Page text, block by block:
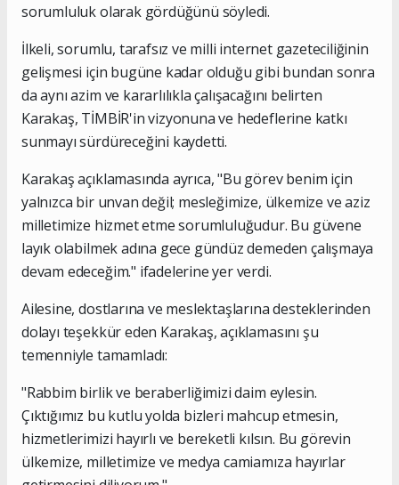
sorumluluk olarak gördüğünü söyledi.
İlkeli, sorumlu, tarafsız ve milli internet gazeteciliğinin
gelişmesi için bugüne kadar olduğu gibi bundan sonra
da aynı azim ve kararlılıkla çalışacağını belirten
Karakaş, TİMBİR'in vizyonuna ve hedeflerine katkı
sunmayı sürdüreceğini kaydetti.
Karakaş açıklamasında ayrıca, "Bu görev benim için
yalnızca bir unvan değil; mesleğimize, ülkemize ve aziz
milletimize hizmet etme sorumluluğudur. Bu güvene
layık olabilmek adına gece gündüz demeden çalışmaya
devam edeceğim." ifadelerine yer verdi.
Ailesine, dostlarına ve meslektaşlarına desteklerinden
dolayı teşekkür eden Karakaş, açıklamasını şu
temenniyle tamamladı:
"Rabbim birlik ve beraberliğimizi daim eylesin.
Çıktığımız bu kutlu yolda bizleri mahcup etmesin,
hizmetlerimizi hayırlı ve bereketli kılsın. Bu görevin
ülkemize, milletimize ve medya camiamıza hayırlar